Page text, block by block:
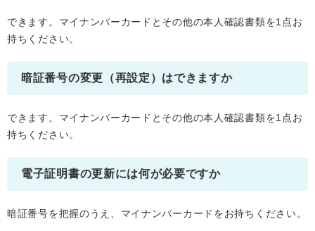
できます。マイナンバーカードとその他の本人確認書類を1点お
持ちください。
暗証番号の変更（再設定）はできますか
できます。マイナンバーカードとその他の本人確認書類を1点お
持ちください。
電子証明書の更新には何が必要ですか
暗証番号を把握のうえ、マイナンバーカードをお持ちください。